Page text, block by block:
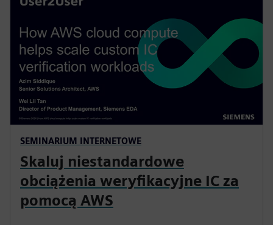
SEMINARIUM INTERNETOWE
Skaluj niestandardowe
obciążenia weryfikacyjne IC za
pomocą AWS